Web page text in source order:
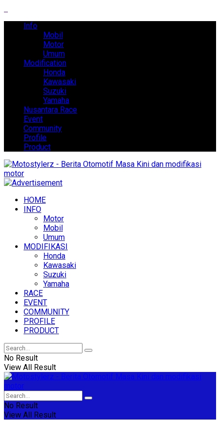
Info
Mobil
Motor
Umum
Modification
Honda
Kawasaki
Suzuki
Yamaha
Nusantara Race
Event
Community
Profile
Product
HOME
INFO
Motor
Mobil
Umum
MODIFIKASI
Honda
Kawasaki
Suzuki
Yamaha
RACE
EVENT
COMMUNITY
PROFILE
PRODUCT
No Result
View All Result
No Result
View All Result